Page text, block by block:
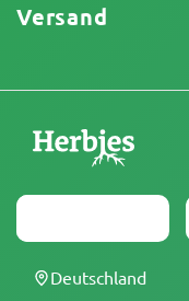
Versand
Deutschland